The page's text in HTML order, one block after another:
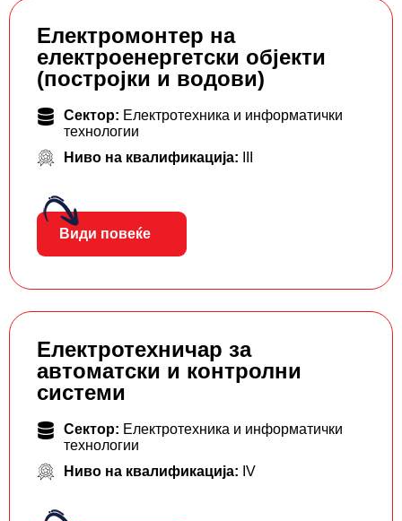
Електромонтер на
електроенергетски објекти
(постројки и водови)
Сектор: Електротехника и информатички
технологии
Ниво на квалификација:
Види повеќе
Електротехничар за
автоматски и контролни
системи
Сектор: Електротехника и информатички
технологии
Ниво на квалификација: IV